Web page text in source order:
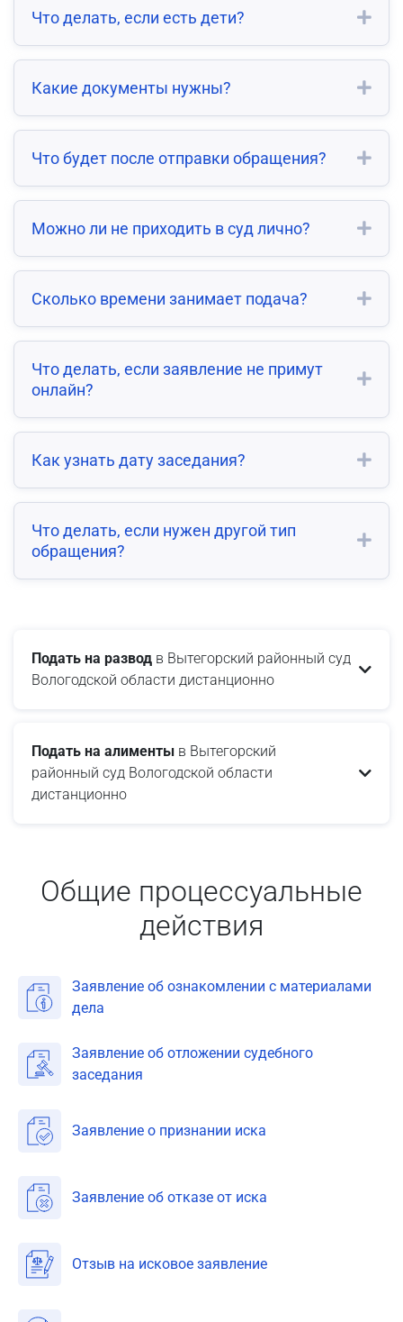
Что делать, если есть дети?
Какие документы нужны?
Что будет после отправки обращения?
Можно ли не приходить в суд лично?
Сколько времени занимает подача?
Что делать, если заявление не примут
онлайн?
Как узнать дату заседания?
Что делать, если нужен другой тип
обращения?
Подать на развод в Вытегорский районный суд
Вологодской области дистанционно
Подать на алименты в Вытегорский
районный суд Вологодской области
дистанционно
Общие процессуальные
действия
Заявление об ознакомлении с материалами
дела
Заявление об отложении судебного
заседания
Заявление о признании иска
Заявление об отказе от иска
Отзыв на исковое заявление